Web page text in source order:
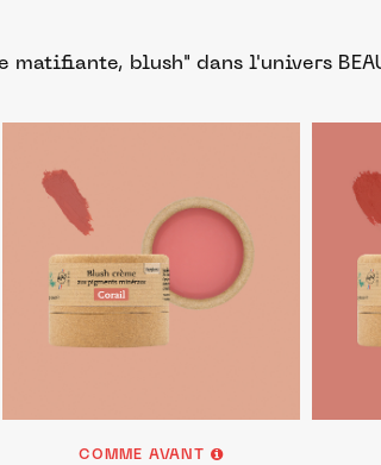
matifiante, blush" dans l'univers
COMME AVANT